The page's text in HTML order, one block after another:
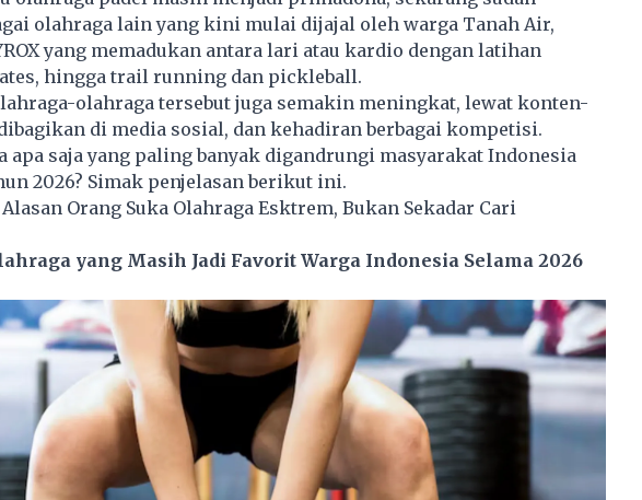
olahraga lain yang kini mulai dijajal oleh warga Tanah Air,
yang memadukan antara lari atau kardio dengan latihan
hingga trail running dan pickleball.
olahraga tersebut juga semakin meningkat, lewat konten-
di media sosial, dan kehadiran berbagai kompetisi.
apa saja yang paling banyak digandrungi masyarakat Indonesia
2026? Simak penjelasan berikut ini.
Alasan Orang Suka Olahraga Esktrem, Bukan Sekadar Cari
yang Masih Jadi Favorit Warga Indonesia Selama 2026